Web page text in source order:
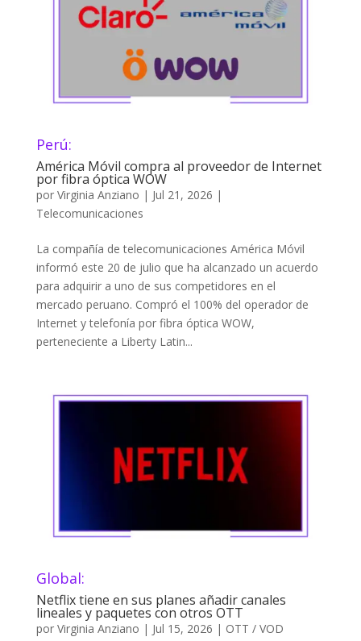
Perú:
América Móvil compra al proveedor de Internet
por fibra óptica WOW
por Virginia Anziano | Jul 21, 2026 |
Telecomunicaciones
La compañía de telecomunicaciones América Móvil
informó este 20 de julio que ha alcanzado un acuerdo
para adquirir a uno de sus competidores en el
mercado peruano. Compró el 100% del operador de
Internet y telefonía por fibra óptica WOW,
perteneciente a Liberty Latin...
Global:
Netflix tiene en sus planes añadir canales
lineales y paquetes con otros OTT
por Virginia Anziano | Jul 15, 2026 | OTT / VOD